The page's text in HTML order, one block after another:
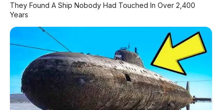
PROMO TERBATAS!
Voucher Belanja Rp 100.000
*Klik untuk klaim di marketplace pilihanmu
AMBIL >
They Found A Ship Nobody Had Touched In Over 2,400
Years